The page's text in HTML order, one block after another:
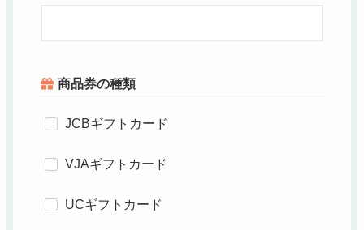
商品券の種類
JCBギフトカード
VJAギフトカード
UCギフトカード